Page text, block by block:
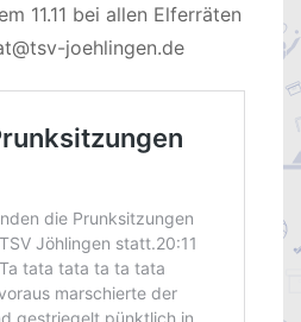
11.11 bei allen Elferräten
joehlingen.de